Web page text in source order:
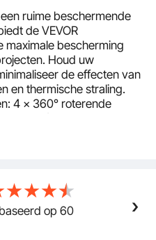
ruime beschermende
de VEVOR
maximale bescherming
Houd uw
de effecten van
en thermische straling.
4 x 360° roterende
bieden grote
naar de gewenste
zijn plek kunt houden.
EN STEVIG
van hoogwaardig
uitzonderlijke
op 60